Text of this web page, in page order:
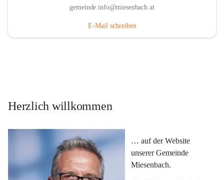
gemeinde.info@miesenbach.at
E-Mail schreiben
Herzlich willkommen
… auf der Website
unserer Gemeinde
Miesenbach.